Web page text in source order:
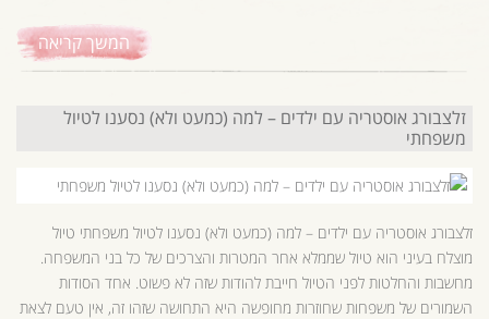
המשך קריאה
זלצבורג אוסטריה עם ילדים – למה (כמעט ולא) נסענו לטיול
משפחתי
זלצבורג אוסטריה עם ילדים – למה (כמעט ולא) נסענו לטיול משפחתי טיול
מוצלח בעיני הוא טיול שממלא אחר המטרות והצרכים של כל בני המשפחה.
מחשבות והחלטות לפני הטיול חייבת להודות שזה לא פשוט. אחד הסודות
השמורים של משפחות שחוזרות מחופשה היא התחושה שזהו זה, אין טעם לצאת